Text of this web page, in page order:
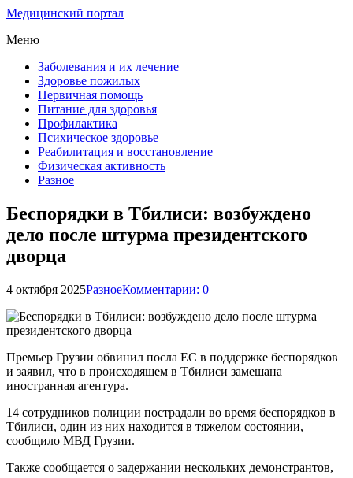
Медицинский портал
Меню
Заболевания и их лечение
Здоровье пожилых
Первичная помощь
Питание для здоровья
Профилактика
Психическое здоровье
Реабилитация и восстановление
Физическая активность
Разное
Беспорядки в Тбилиси: возбуждено
дело после штурма президентского
дворца
4 октября 2025РазноеКомментарии: 0
Премьер Грузии обвинил посла ЕС в поддержке беспорядков
и заявил, что в происходящем в Тбилиси замешана
иностранная агентура.
14 сотрудников полиции пострадали во время беспорядков в
Тбилиси, один из них находится в тяжелом состоянии,
сообщило МВД Грузии.
Также сообщается о задержании нескольких демонстрантов,